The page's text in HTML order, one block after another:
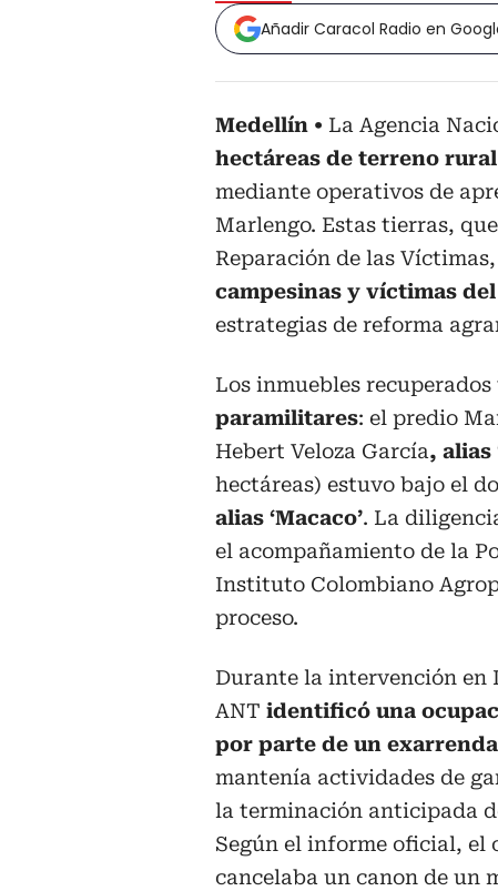
Añadir Caracol Radio en
Medellín La Agencia
hectáreas de terreno rural
mediante operativos de
Marlengo. Estas tierras,
Reparación de las
campesinas y víctimas
estrategias de reforma
Los inmuebles
paramilitares: el predio
Hebert Veloza García, alias
hectáreas) estuvo bajo el
alias ‘Macaco’. La
el acompañamiento de la
Instituto Colombiano
proceso.
Durante la intervención en
ANT identificó una
por parte de un
mantenía actividades de
la terminación anticipada
Según el informe oficial, el
cancelaba un canon de un